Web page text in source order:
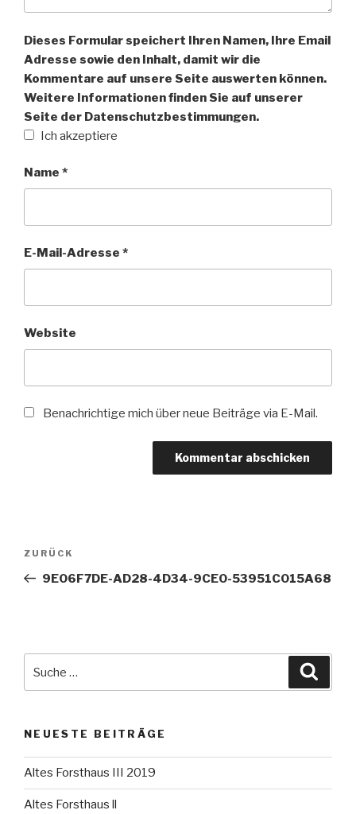
Dieses Formular speichert Ihren Namen, Ihre Email
Adresse sowie den Inhalt, damit wir die
Kommentare auf unsere Seite auswerten können.
Weitere Informationen finden Sie auf unserer
Seite der Datenschutzbestimmungen.
Ich akzeptiere
Name *
E-Mail-Adresse *
Website
Benachrichtige mich über neue Beiträge via E-Mail.
Beitragsnavigation
Vorheriger
Beitrag
ZURÜCK
9E06F7DE-AD28-4D34-9CE0-53951C015A68
nach:
NEUESTE BEITRÄGE
Altes Forsthaus III 2019
Altes Forsthaus ll